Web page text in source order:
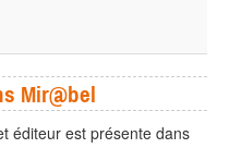
Mir@bel
éditeur est présente dans